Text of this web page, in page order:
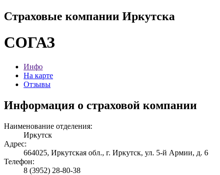
Страховые компании Иркутска
СОГАЗ
Инфо
На карте
Отзывы
Информация о страховой компании
Наименование отделения:
Иркутск
Адрес:
664025, Иркутская обл., г. Иркутск, ул. 5-й Армии, д. 6
Телефон:
8 (3952) 28-80-38